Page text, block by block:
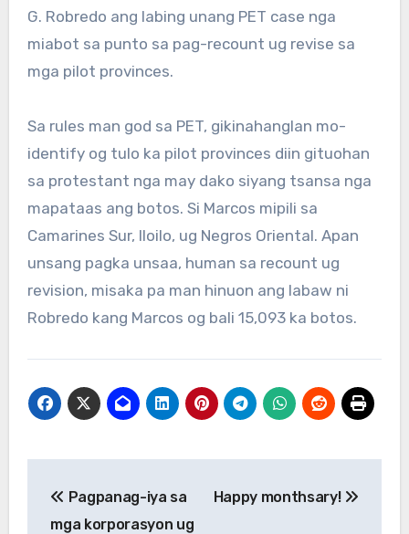
G. Robredo ang labing unang PET case nga
miabot sa punto sa pag-recount ug revise sa
mga pilot provinces.
Sa rules man god sa PET, gikinahanglan mo-
identify og tulo ka pilot provinces diin gituohan
sa protestant nga may dako siyang tsansa nga
mapataas ang botos. Si Marcos mipili sa
Camarines Sur, Iloilo, ug Negros Oriental. Apan
unsang pagka unsaa, human sa recount ug
revision, misaka pa man hinuon ang labaw ni
Robredo kang Marcos og bali 15,093 ka botos.
navigation
Pagpanag-iya sa
mga korporasyon ug
Happy monthsary!